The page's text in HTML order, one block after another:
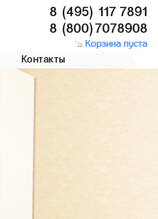
8 (495) 117 7891
8 (800)7078908
Корзина пуста
Контакты